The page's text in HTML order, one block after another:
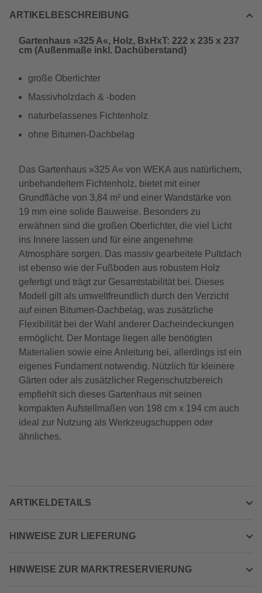
ARTIKELBESCHREIBUNG
Gartenhaus »325 A«, Holz, BxHxT: 222 x 235 x 237
cm (Außenmaße inkl. Dachüberstand)
große Oberlichter
Massivholzdach & -boden
naturbelassenes Fichtenholz
ohne Bitumen-Dachbelag
Das Gartenhaus »325 A« von WEKA aus natürlichem,
unbehandeltem Fichtenholz, bietet mit einer
Grundfläche von 3,84 m² und einer Wandstärke von
19 mm eine solide Bauweise. Besonders zu
erwähnen sind die großen Oberlichter, die viel Licht
ins Innere lassen und für eine angenehme
Atmosphäre sorgen. Das massiv gearbeitete Pultdach
ist ebenso wie der Fußboden aus robustem Holz
gefertigt und trägt zur Gesamtstabilität bei. Dieses
Modell gilt als umweltfreundlich durch den Verzicht
auf einen Bitumen-Dachbelag, was zusätzliche
Flexibilität bei der Wahl anderer Dacheindeckungen
ermöglicht. Der Montage liegen alle benötigten
Materialien sowie eine Anleitung bei, allerdings ist ein
eigenes Fundament notwendig. Nützlich für kleinere
Gärten oder als zusätzlicher Regenschutzbereich
empfiehlt sich dieses Gartenhaus mit seinen
kompakten Aufstellmaßen von 198 cm x 194 cm auch
ideal zur Nutzung als Werkzeugschuppen oder
ähnliches.
ARTIKELDETAILS
HINWEISE ZUR LIEFERUNG
HINWEISE ZUR MARKTRESERVIERUNG